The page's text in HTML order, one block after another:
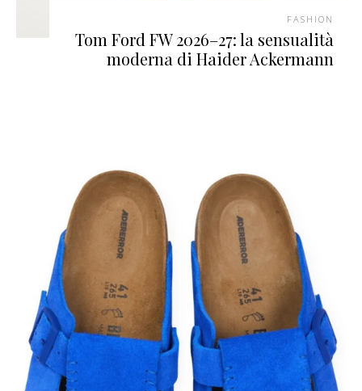
FASHION
Tom Ford FW 2026–27: la sensualità
moderna di Haider Ackermann